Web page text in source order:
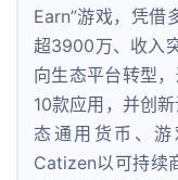
Earn”游戏，凭借
超3900万、收入
向生态平台转型
10款应用，并创
态通用货币、游
Catizen以可持续